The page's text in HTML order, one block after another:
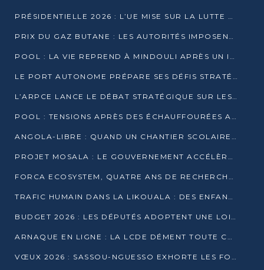
PRÉSIDENTIELLE 2026 : L’UE MISE SUR LA LUTTE CONTRE LA DÉSINFORMATION
PRIX DU GAZ BUTANE : LES AUTORITÉS IMPOSENT LE RESPECT DES PRIX RÉGLEMENTÉS
POOL : LA VIE REPREND À MINDOULI APRÈS UN INCIDENT ARMÉ SUR LA RN1
LE PORT AUTONOME PRÉPARE SES DÉFIS STRATÉGIQUES DE 2026
L’ARPCE LANCE LE DÉBAT STRATÉGIQUE SUR LES DONNÉES, L’IA ET LA FINANCE NUMÉRIQUE AU CONGO
POOL : TENSIONS APRÈS DES ÉCHAUFFOURÉES ARMÉES ENTRE DGSP ET EX-MILICIENS NINJA
ANGOLA-LIBRE : QUAND UN CHANTIER SCOLAIRE DEVIENT LE MIROIR D’UN CONGO EN MOUVEMENT
PROJET MOSALA : LE GOUVERNEMENT ACCÉLÈRE L’INSERTION DES JEUNES EN 2026
FORCA ECOSYSTEM, QUATRE ANS DE RECHERCHE DE TERRAIN AVANT UN LANCEMENT OFFICIEL EN 2026
TRAFIC HUMAIN DANS LA LIKOUALA : DES ENFANTS AUTOCHTONES RÉDUITS AU TRAVAIL FORCÉ
BUDGET 2026 : LES DÉPUTÉS ADOPTENT UNE LOI DES FINANCES DE PLUS DE 2500 MILLIARDS FCFA
ARNAQUE EN LIGNE : LA LCDE DÉMENT TOUTE CAMPAGNE DE RECRUTEMENT
VŒUX 2026 : SASSOU-NGUESSO EXHORTE LES FORCES VIVES À RENFORCER L’UNITÉ